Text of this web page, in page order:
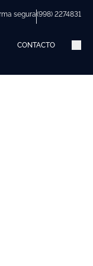
segura(998) 2274831
CONTACTO